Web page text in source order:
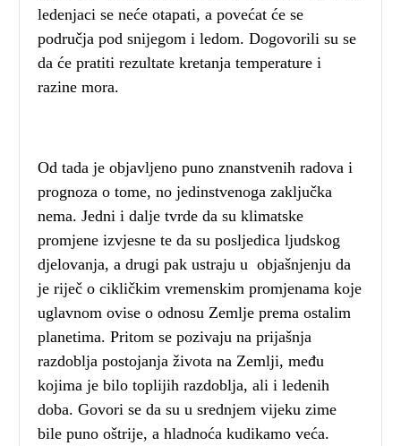
ledenjaci se neće otapati, a povećat će se
područja pod snijegom i ledom. Dogovorili su se
da će pratiti rezultate kretanja temperature i
razine mora.
Od tada je objavljeno puno znanstvenih radova i
prognoza o tome, no jedinstvenoga zaključka
nema. Jedni i dalje tvrde da su klimatske
promjene izvjesne te da su posljedica ljudskog
djelovanja, a drugi pak ustraju u objašnjenju da
je riječ o cikličkim vremenskim promjenama koje
uglavnom ovise o odnosu Zemlje prema ostalim
planetima. Pritom se pozivaju na prijašnja
razdoblja postojanja života na Zemlji, među
kojima je bilo toplijih razdoblja, ali i ledenih
doba. Govori se da su u srednjem vijeku zime
bile puno oštrije, a hladnoća kudikamo veća.